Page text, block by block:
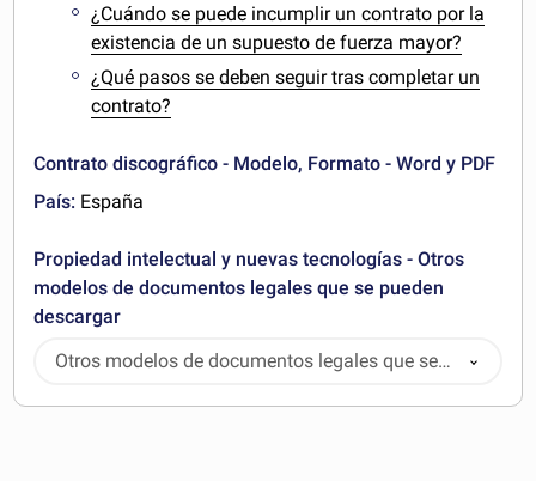
¿Cuándo se puede incumplir un contrato por la
existencia de un supuesto de fuerza mayor?
¿Qué pasos se deben seguir tras completar un
contrato?
Contrato discográfico - Modelo, Formato - Word y PDF
País: España
Propiedad intelectual y nuevas tecnologías - Otros
modelos de documentos legales que se pueden
descargar
Otros modelos de documentos legales que se
pueden descargar